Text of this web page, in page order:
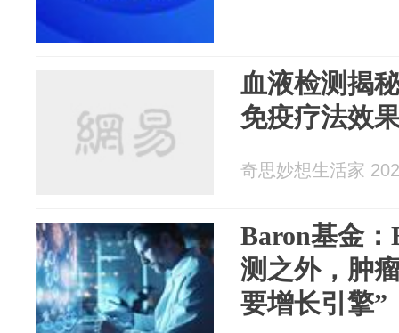
血液检测揭
免疫疗法效
奇思妙想生活家
Baron基金
测之外，肿
要增长引擎”